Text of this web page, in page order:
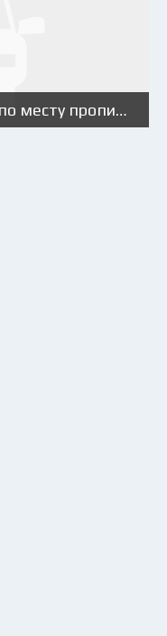
Регистрация автомобиля по месту прописки или нет?